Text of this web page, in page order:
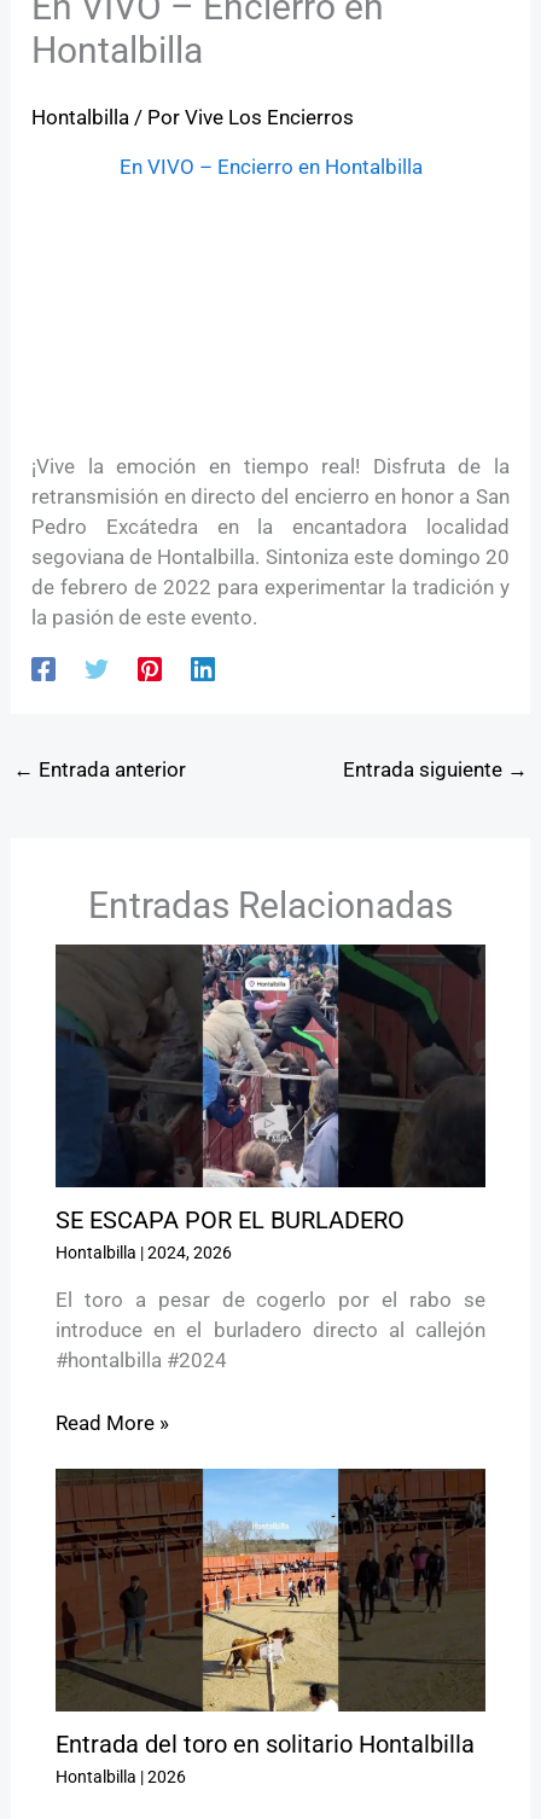
Hontalbilla
Hontalbilla / PorVive Los Encierros
En VIVO – Encierro en Hontalbilla
¡Vive la emoción en tiempo real! Disfruta de la
retransmisión en directo del encierro en honor a San
Pedro Excátedra en la encantadora localidad
segoviana de Hontalbilla. Sintoniza este domingo 20
de febrero de 2022 para experimentar la tradición y
la pasión de este evento.
← Entrada anterior Entrada siguiente →
Entradas Relacionadas
SE ESCAPA POR EL BURLADERO
Hontalbilla |2024,2026
El toro a pesar de cogerlo por el rabo se
introduce en el burladero directo al callejón
#hontalbilla #2024
Read More »
Entrada del toro en solitario Hontalbilla
Hontalbilla |2026